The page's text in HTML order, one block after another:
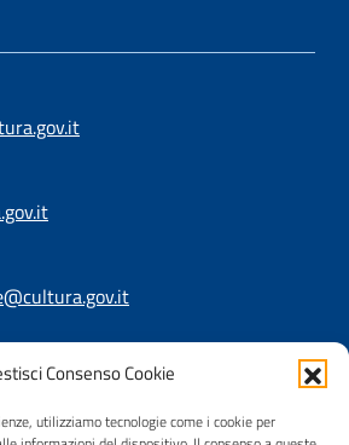
Consenso Cookie
utilizziamo tecnologie come i cookie per